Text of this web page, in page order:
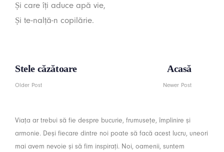
Și care îți aduce apă vie,
Și te-nalță-n copilărie.
Stele căzătoare
Older Post
Acasă
Newer Post
Viața ar trebui să fie despre bucurie, frumusețe, împlinire și
armonie. Deși fiecare dintre noi poate să facă acest lucru, uneori
mai avem nevoie și să fim inspirați. Noi, oamenii, suntem